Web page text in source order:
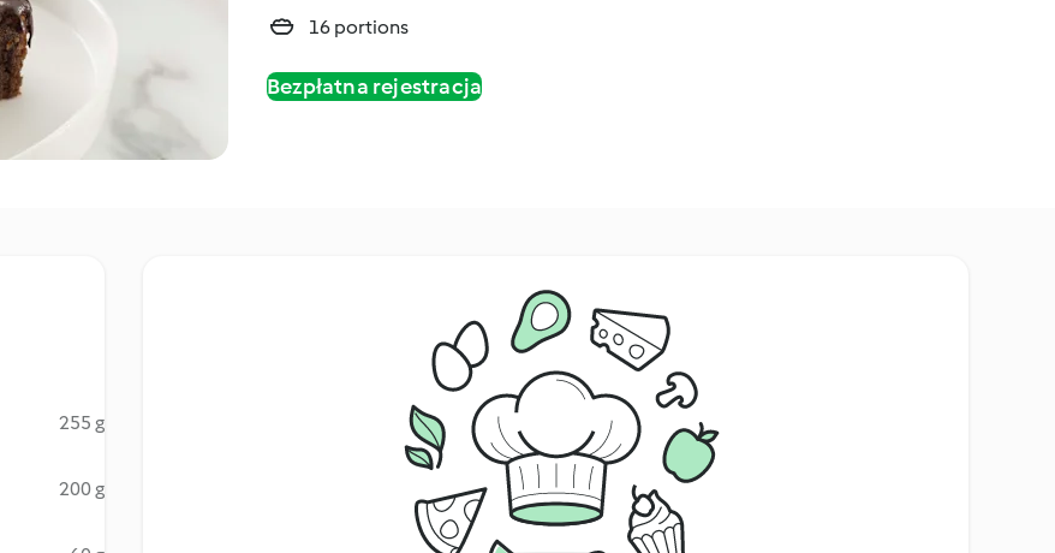
16 portions
Bezpłatna rejestracja
255 g
200 g